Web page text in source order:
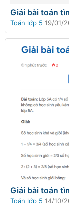
Giải bài toán
Toán lớp 5 19/01/
Giải bài toán
Toán lớp 5 14/10/